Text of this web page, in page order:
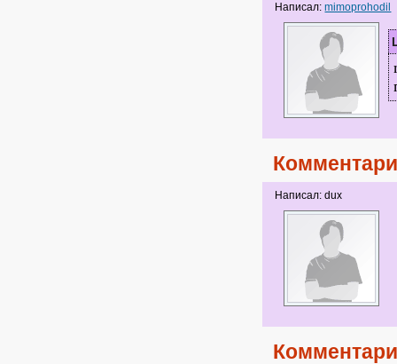
Написал:mimoprohodil
Написал: dux